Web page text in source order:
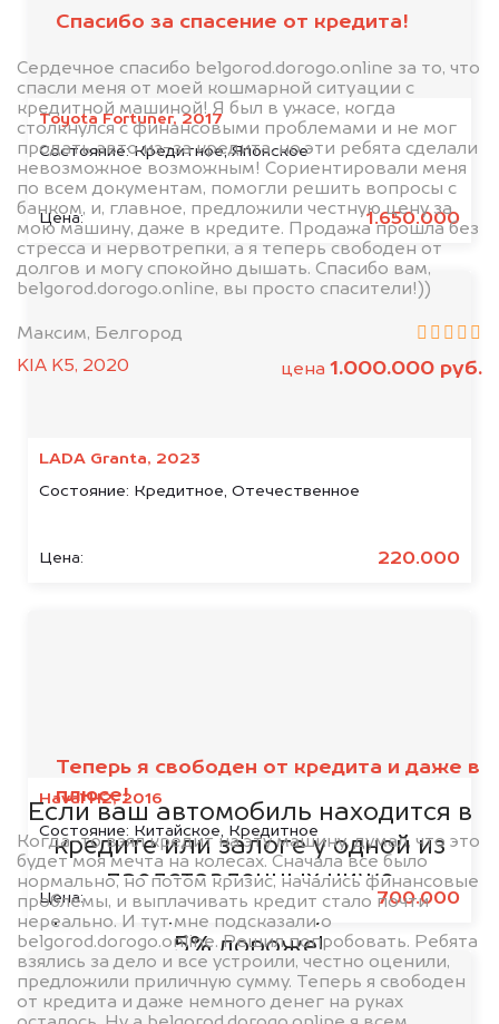
Toyota Fortuner, 2017
Состояние:Кредитное, Японское
Цена: 1.650.000
LADA Granta, 2023
Состояние: Кредитное, Отечественное
Цена: 220.000
Haval H2, 2016
Состояние: Китайское, Кредитное
Цена: 700.000
Спасибо за спасение от кредита!
Сердечное спасибо belgorod.dorogo.online за то, что
спасли меня от моей кошмарной ситуации с
кредитной машиной! Я был в ужасе, когда
столкнулся с финансовыми проблемами и не мог
продать авто из-за кредита, но эти ребята сделали
невозможное возможным! Сориентировали меня
по всем документам, помогли решить вопросы с
банком, и, главное, предложили честную цену за
мою машину, даже в кредите. Продажа прошла без
стресса и нервотрепки, а я теперь свободен от
долгов и могу спокойно дышать. Спасибо вам,
belgorod.dorogo.online, вы просто спасители!))
Максим, Белгород
KIA K5, 2020
цена 1.000.000 руб.
Теперь я свободен от кредита и даже в
плюсе!
Когда-то взял кредит на эту машину, думал, что это
будет моя мечта на колесах. Сначала все было
нормально, но потом кризис, начались финансовые
проблемы, и выплачивать кредит стало почти
нереально. И тут мне подсказали о
belgorod.dorogo.online. Решил попробовать. Ребята
взялись за дело и все устроили, честно оценили,
предложили приличную сумму. Теперь я свободен
от кредита и даже немного денег на руках
банками
Если ваш автомобиль находится в
кредите или залоге у одной из
представленных ниже
организаций, то мы купим его на
5% дороже!